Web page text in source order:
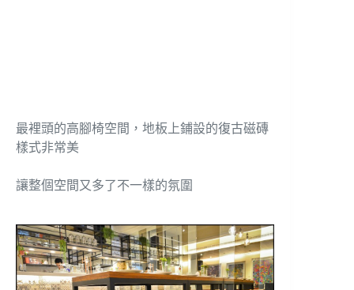
最裡頭的高腳椅空間，地板上鋪設的復古磁磚
樣式非常美
讓整個空間又多了不一樣的氛圍